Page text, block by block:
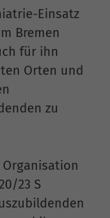
Einsatz
Bremen
für ihn
Orten und
zu
23 S